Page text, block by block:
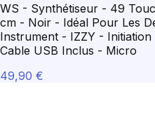
WS - Synthétiseur - 49
cm - Noir - Idéal Pour Les
Instrument - IZZY -
Cable USB Inclus - Micro
49,90 €